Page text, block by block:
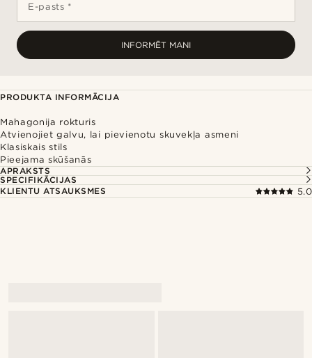
E-pasts *
INFORMĒT MANI
PRODUKTA INFORMĀCIJA
Mahagonija rokturis
Atvienojiet galvu, lai pievienotu skuvekļa asmeni
Klasiskais stils
Pieejama skūšanās
APRAKSTS
SPECIFIKĀCIJAS
KLIENTU ATSAUKSMES
5.0